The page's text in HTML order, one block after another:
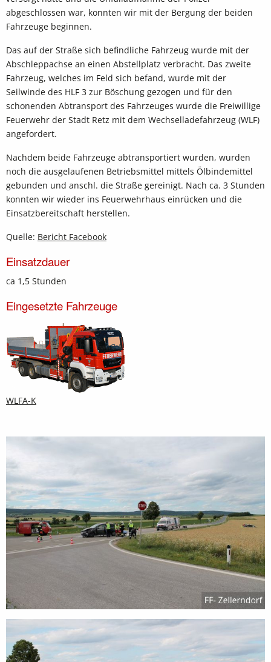
abgeschlossen war, konnten wir mit der Bergung der beiden
Fahrzeuge beginnen.
Das auf der Straße sich befindliche Fahrzeug wurde mit der
Abschleppachse an einen Abstellplatz verbracht. Das zweite
Fahrzeug, welches im Feld sich befand, wurde mit der
Seilwinde des HLF 3 zur Böschung gezogen und für den
schonenden Abtransport des Fahrzeuges wurde die Freiwillige
Feuerwehr der Stadt Retz mit dem Wechselladefahrzeug (WLF)
angefordert.
Nachdem beide Fahrzeuge abtransportiert wurden, wurden
noch die ausgelaufenen Betriebsmittel mittels Ölbindemittel
gebunden und anschl. die Straße gereinigt. Nach ca. 3 Stunden
konnten wir wieder ins Feuerwehrhaus einrücken und die
Einsatzbereitschaft herstellen.
Quelle: Bericht Facebook
Einsatzdauer
ca 1,5 Stunden
Eingesetzte Fahrzeuge
WLFA-K